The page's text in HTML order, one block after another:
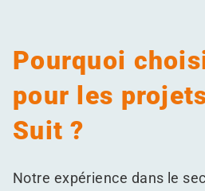
Pourquoi
pour les
Suit ?
Notre expérience dans le